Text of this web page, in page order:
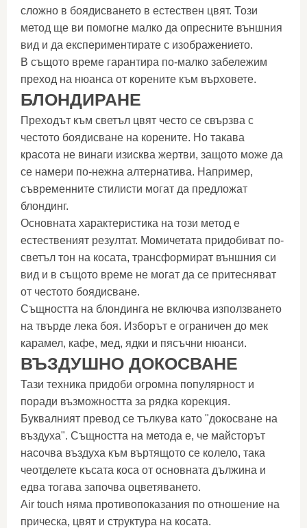
сложно в боядисването в естествен цвят. Този
метод ще ви помогне малко да опресните външния
вид и да експериментирате с изображението.
В същото време гарантира по-малко забележим
преход на нюанса от корените към върховете.
БЛОНДИРАНЕ
Преходът към светъл цвят често се свързва с
честото боядисване на корените. Но такава
красота не винаги изисква жертви, защото може да
се намери по-нежна алтернатива. Например,
съвременните стилисти могат да предложат
блондинг.
Основната характеристика на този метод е
естественият резултат. Момичетата придобиват по-
светъл тон на косата, трансформират външния си
вид и в същото време не могат да се притесняват
от честото боядисване.
Същността на блондинга не включва използването
на твърде лека боя. Изборът е ограничен до мек
карамел, кафе, мед, ядки и пясъчни нюанси.
ВЪЗДУШНО ДОКОСВАНЕ
Тази техника придоби огромна популярност и
поради възможността за рядка корекция.
Буквалният превод се тълкува като "докосване на
въздуха". Същността на метода е, че майсторът
насочва въздуха към въртящото се колело, така
чеотделете късата коса от основната дължина и
едва тогава започва оцветяването.
Air touch няма противопоказания по отношение на
прическа, цвят и структура на косата.